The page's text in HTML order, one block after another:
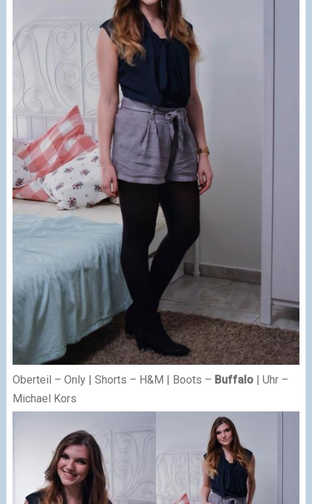
Oberteil – Only | Shorts – H&M | Boots – Buffalo| Uhr –
Michael Kors